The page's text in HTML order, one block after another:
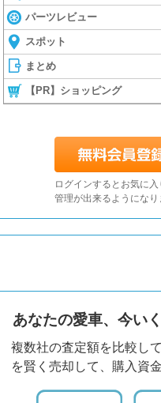
パーツレビュー
スポット
まとめ
【PR】ショッピング
ログインするとお気に
管理が出来るようになり
あなたの愛車、今い
複数社の査定額を比較し
を賢く売却して、購入資